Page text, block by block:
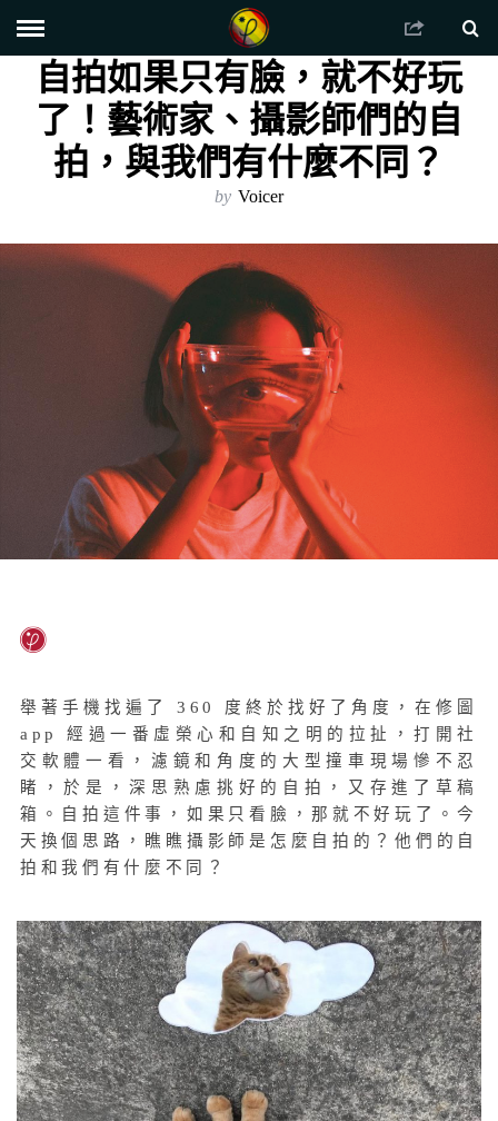
自拍如果只有臉，就不好玩
了！藝術家、攝影師們的自
拍，與我們有什麼不同？
by Voicer
舉著手機找遍了 360 度終於找好了角度，在修圖
app 經過一番虛榮心和自知之明的拉扯，打開社
交軟體一看，濾鏡和角度的大型撞車現場慘不忍
睹，於是，深思熟慮挑好的自拍，又存進了草稿
箱。自拍這件事，如果只看臉，那就不好玩了。今
天換個思路，瞧瞧攝影師是怎麼自拍的？他們的自
拍和我們有什麼不同？